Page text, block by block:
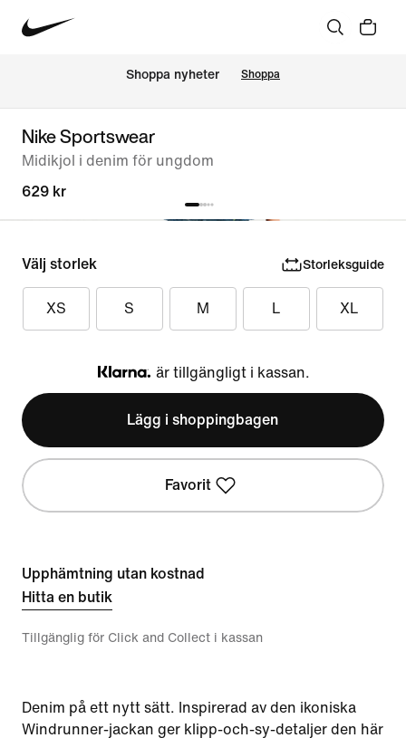
Shoppa nyheter Shoppa
Nike Sportswear
Midikjol i denim för ungdom
629 kr
Välj storlek Storleksguide
XS S M L XL
Klarna
är tillgängligt i kassan.
Lägg i shoppingbagen
Favorit
Upphämtning utan kostnad
Hitta en butik
Tillgänglig för Click and Collect i kassan
Denim på ett nytt sätt. Inspirerad av den ikoniska
Windrunner-jackan ger klipp-och-sy-detaljer den här